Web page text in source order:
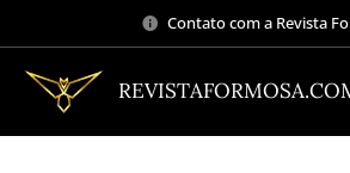
Contato com a Revista